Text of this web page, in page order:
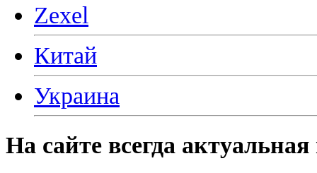
Zexel
Китай
Украина
На сайте всегда